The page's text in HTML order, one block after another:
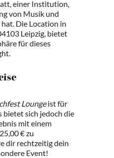
einer Institution,
von Musik und
Die Location in
Leipzig, bietet
für dieses
Loungeist für
bietet sich jedoch die
mit einem
€ zu
dir rechtzeitig dein
Event!